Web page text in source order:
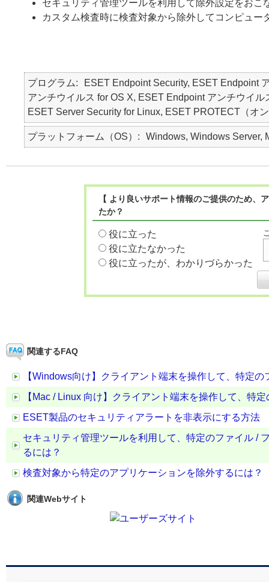
セキュリティ管理ツールを利用して除外設定をおこ
カスタム検査時に検査対象から除外してコンピュー
プログラム
ESET Endpoint Security, ESET Endpoint
アンチウイルス for OS X, ESET Endpoint アンチウイ
ESET Server Security for Linux, ESET PROTECT（オ
プラットフォーム（OS） Windows, Windows Server,
【 より良いサポート情報のご提供のため
たか？
役に立った
役に立たなかった
役に立ったが、わかりづらかった
関連するFAQ
【Windows向け】クライアント端末を操作して、特定
【Mac / Linux 向け】クライアント端末を操作して、特
ESET製品のセキュリティアラートを非表示にする方法
セキュリティ管理ツールを利用して、特定のファイル /
るには？
検査対象から特定のアプリケーションを除外するには？
関連Webサイト